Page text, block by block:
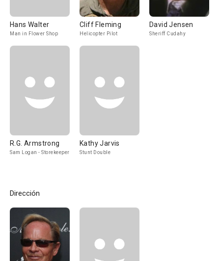
Hans Walter
Man in Flower Shop
Cliff Fleming
Helicopter Pilot
David Jensen
Sheriff Cudahy
R.G. Armstrong
Sam Logan - Storekeeper
Kathy Jarvis
Stunt Double
Dirección